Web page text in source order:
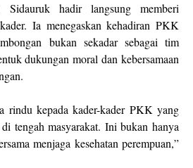
hadir langsung memberi
Ia menegaskan kehadiran PKK
bukan sekadar sebagai tim
dukungan moral dan kebersamaan
rindu kepada kader-kader PKK yang
tengah masyarakat. Ini bukan hanya
menjaga kesehatan perempuan,”